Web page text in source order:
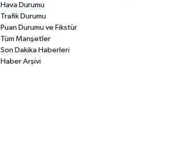
Hava Durumu
Trafik Durumu
Puan Durumu ve Fikstür
Tüm Manşetler
Son Dakika Haberleri
Haber Arşivi